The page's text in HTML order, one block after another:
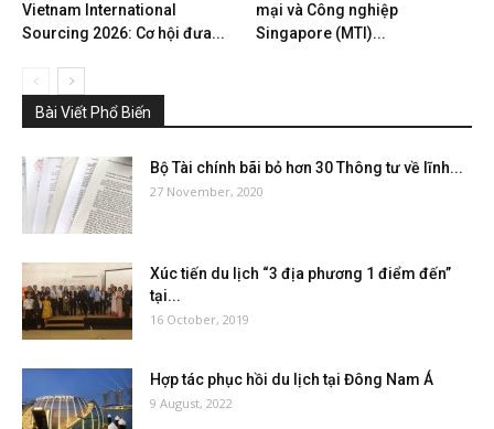
Vietnam International
Sourcing 2026: Cơ hội đưa...
mại và Công nghiệp
Singapore (MTI)...
Bài Viết Phổ Biến
Bộ Tài chính bãi bỏ hơn 30 Thông tư về lĩnh...
27 November, 2020
Xúc tiến du lịch “3 địa phương 1 điểm đến”
tại...
16 October, 2019
Hợp tác phục hồi du lịch tại Đông Nam Á
9 August, 2022